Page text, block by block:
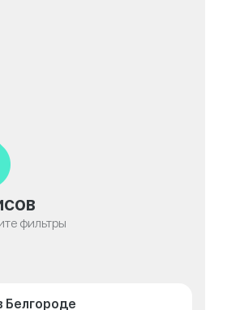
фильтры
Белгороде